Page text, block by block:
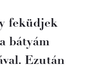
feküdjek
bátyám
Ezután